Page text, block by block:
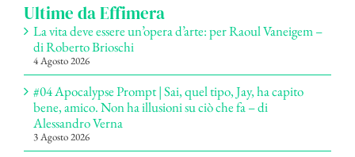
Ultime da Effimera
La vita deve essere un’opera d’arte: per Raoul Vaneigem –
di Roberto Brioschi
4 Agosto 2026
#04 Apocalypse Prompt | Sai, quel tipo, Jay, ha capito
bene, amico. Non ha illusioni su ciò che fa – di
Alessandro Verna
3 Agosto 2026